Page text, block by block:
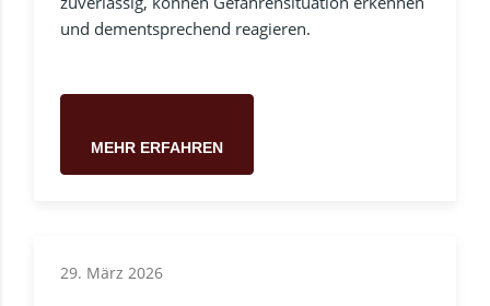
und dementsprechend reagieren.
MEHR ERFAHREN
29. März 2026